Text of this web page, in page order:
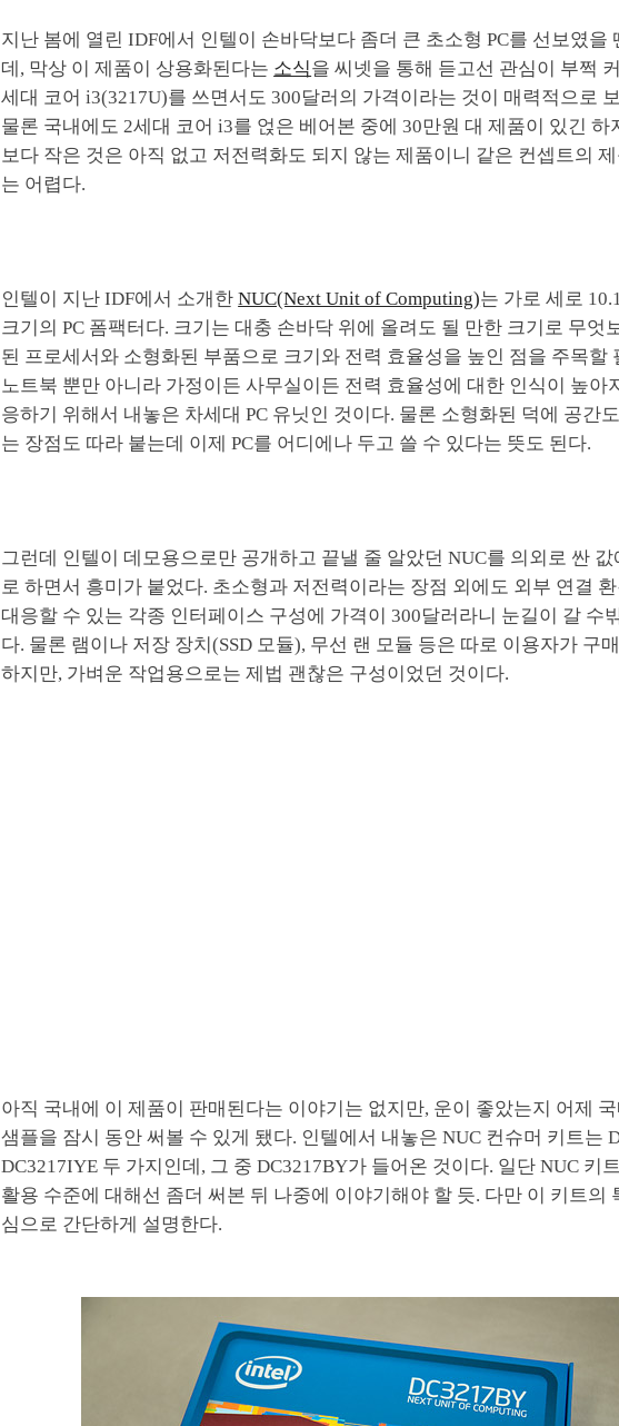
지난 봄에 열린 IDF에서 인텔이 손바닥보다 좀더 큰 초소형 PC를 선보였을
데, 막상 이 제품이 상용화된다는 소식을 씨넷을 통해 듣고선 관심이 부쩍
세대 코어 i3(3217U)를 쓰면서도 300달러의 가격이라는 것이 매력적으로
물론 국내에도 2세대 코어 i3를 얹은 베어본 중에 30만원 대 제품이 있긴 하
보다 작은 것은 아직 없고 저전력화도 되지 않는 제품이니 같은 컨셉트의
는 어렵다.
인텔이 지난 IDF에서 소개한NUC(Next Unit of Computing)는 가로 세로
크기의 PC 폼팩터다. 크기는 대충 손바닥 위에 올려도 될 만한 크기로 무엇
된 프로세서와 소형화된 부품으로 크기와 전력 효율성을 높인 점을 주목할
노트북 뿐만 아니라 가정이든 사무실이든 전력 효율성에 대한 인식이 높아
응하기 위해서 내놓은 차세대 PC 유닛인 것이다. 물론 소형화된 덕에 공간
는 장점도 따라 붙는데 이제 PC를 어디에나 두고 쓸 수 있다는 뜻도 된다.
그런데 인텔이 데모용으로만 공개하고 끝낼 줄 알았던 NUC를 의외로 싼
로 하면서 흥미가 붙었다. 초소형과 저전력이라는 장점 외에도 외부 연결
대응할 수 있는 각종 인터페이스 구성에 가격이 300달러라니 눈길이 갈 수
다. 물론 램이나 저장 장치(SSD 모듈), 무선 랜 모듈 등은 따로 이용자가 구
하지만, 가벼운 작업용으로는 제법 괜찮은 구성이었던 것이다.
아직 국내에 이 제품이 판매된다는 이야기는 없지만, 운이 좋았는지 어제
샘플을 잠시 동안 써볼 수 있게 됐다. 인텔에서 내놓은 NUC 컨슈머 키트는
DC3217IYE 두 가지인데, 그 중 DC3217BY가 들어온 것이다. 일단 NUC 키
활용 수준에 대해선 좀더 써본 뒤 나중에 이야기해야 할 듯. 다만 이 키트의
심으로 간단하게 설명한다.